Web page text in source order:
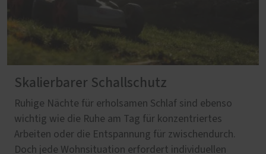
Skalierbarer Schallschutz
Ruhige Nächte für erholsamen Schlaf sind ebenso
wichtig wie die Ruhe am Tag für konzentriertes
Arbeiten oder die Entspannung für zwischendurch.
Doch jede Wohnsituation erfordert individuellen